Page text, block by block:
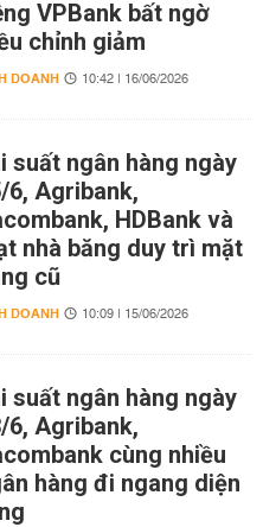
VPBank bất ngờ
chỉnh giảm
DOANH 10:42 | 16/06/2026
suất ngân hàng ngày
6, Agribank,
HDBank và
nhà băng duy trì mặt
cũ
DOANH 10:09 | 15/06/2026
suất ngân hàng ngày
6, Agribank,
cùng nhiều
hàng đi ngang diện